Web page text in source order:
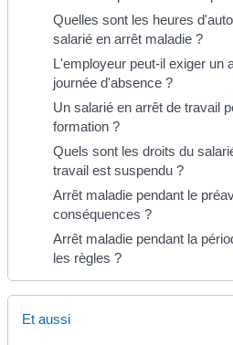
Quelles sont les heures
salarié en arrêt maladie ?
L'employeur peut-il exiger un
journée d'absence ?
Un salarié en arrêt de travail
formation ?
Quels sont les droits du
travail est suspendu ?
Arrêt maladie pendant le
conséquences ?
Arrêt maladie pendant la
les règles ?
Et aussi